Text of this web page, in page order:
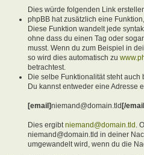
Dies würde folgenden Link
phpBB hat zusätzlich eine
Diese Funktion wandelt jede
ohne dass du einen Tag oder
musst. Wenn du zum Beispiel in
so wird dies automatisch zu
betrachtest.
Die selbe Funktionalität steht
Du kannst entweder eine Adresse
[email]niemand@domain.tld[/
Dies ergibtniemand@domain.tld.
niemand@domain.tld in deiner
umgewandelt wird, wenn du die